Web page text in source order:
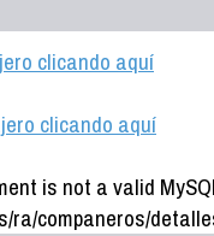
clicando aquí
clicando aquí
is not a valid
companeros/